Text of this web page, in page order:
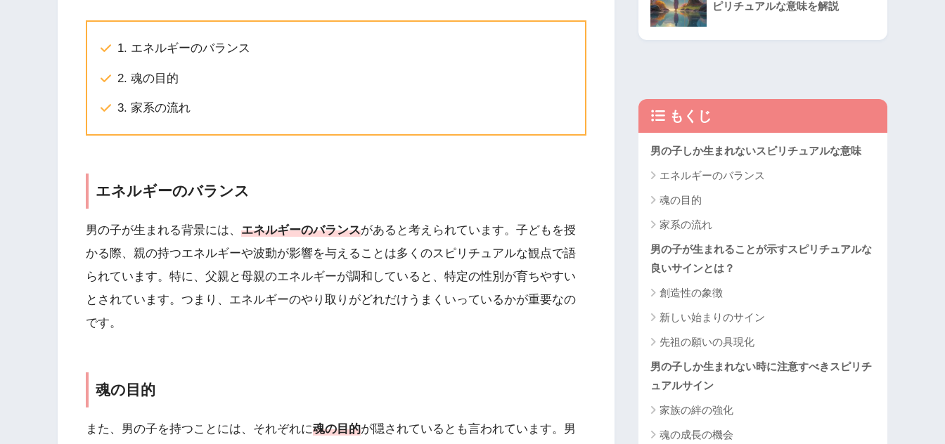
1. エネルギーのバランス
2. 魂の目的
3. 家系の流れ
エネルギーのバランス
男の子が生まれる背景には、 エネルギーのバランスがあると考えられています。子どもを授
かる際、親の持つエネルギーや波動が影響を与えることは多くのスピリチュアルな観点で語
られています。特に、父親と母親のエネルギーが調和していると、特定の性別が育ちやすい
とされています。つまり、エネルギーのやり取りがどれだけうまくいっているかが重要なの
です。
魂の目的
また、男の子を持つことには、それぞれに魂の目的が隠されているとも言われています。男
ピリチュアルな意味を解説
もくじ
男の子しか生まれないスピリチュアルな意味
エネルギーのバランス
魂の目的
家系の流れ
男の子が生まれることが示すスピリチュアルな
良いサインとは？
創造性の象徴
新しい始まりのサイン
先祖の願いの具現化
男の子しか生まれない時に注意すべきスピリチ
ュアルサイン
家族の絆の強化
魂の成長の機会